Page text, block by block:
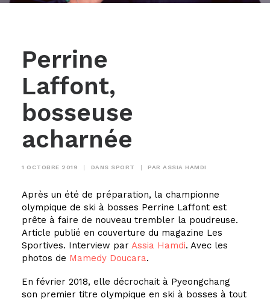
Perrine
Laffont,
bosseuse
acharnée
1 OCTOBRE 2019 | DANS SPORT | PAR ASSIA HAMDI
Après un été de préparation, la championne
olympique de ski à bosses Perrine Laffont est
prête à faire de nouveau trembler la poudreuse.
Article publié en couverture du magazine Les
Sportives. Interview par Assia Hamdi. Avec les
photos de Mamedy Doucara.
En février 2018, elle décrochait à Pyeongchang
son premier titre olympique en ski à bosses à tout